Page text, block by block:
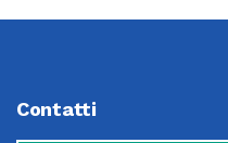
Contatti